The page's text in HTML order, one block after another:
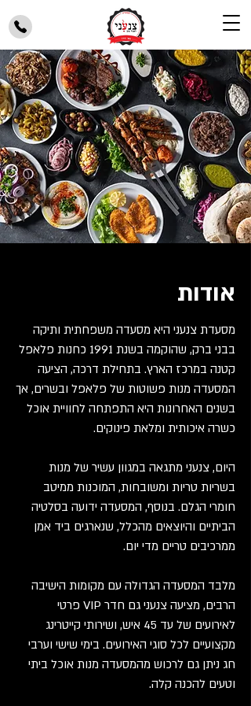
אודות
מסעדת צנעני היא מסעדה משפחתית ותיקה
בבני ברק, שהוקמה בשנת 1991 כחנות פלאפל
קטנה במרכז הארץ. בתחילת דרכה, הציעה
המסעדה מנות פשוטות של פלאפל ובשרים, אך
בשנים האחרונות היא התפתחה לחוויית אוכל
כשרה איכותית ומלאת פינוקים.
היום, צנעני מתגאה במגוון עשיר של מנות
בשריות טריות ומשובחות, המוכנות ממיטב
חומרי הגלם. בנוסף, המסעדה ידועה בסלטיה
הביתיים והיוצאים מהכלל, שנארגים ביד אמן
ממרכיבים טריים מדי יום.
מלבד המסעדה הגדולה עם מקומות הישיבה
הרבים, מציעה צנעני גם חדר VIP פרטי
לאירועים של עד 45 איש, ושירותי קייטרינג
מקצועיים לכל סוגי האירועים. בימי שישי וערבי
חג ניתן גם לרכוש מהמסעדה מנות אוכל ביתי
וטעים להכנה קלה.